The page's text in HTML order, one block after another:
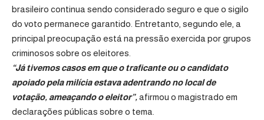
brasileiro continua sendo considerado seguro e que o sigilo
do voto permanece garantido. Entretanto, segundo ele, a
principal preocupação está na pressão exercida por grupos
criminosos sobre os eleitores.
“Já tivemos casos em que o traficante ou o candidato
apoiado pela milícia estava adentrando no local de
votação, ameaçando o eleitor”,afirmou o magistrado em
declarações públicas sobre o tema.